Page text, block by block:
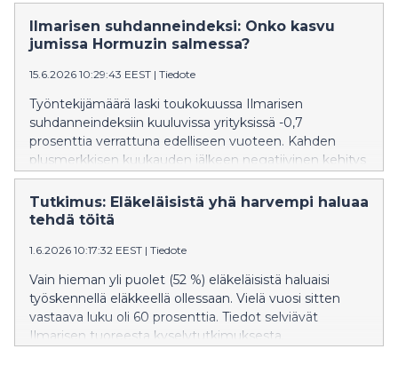
Ilmarisen suhdanneindeksi: Onko kasvu
jumissa Hormuzin salmessa?
15.6.2026 10:29:43 EEST | Tiedote
Työntekijämäärä laski toukokuussa Ilmarisen
suhdanneindeksiin kuuluvissa yrityksissä -0,7
prosenttia verrattuna edelliseen vuoteen. Kahden
plusmerkkisen kuukauden jälkeen negatiivinen kehitys
voi yllättää, mutta talouden käänne on usein aluksi
epätasainen.
Tutkimus: Eläkeläisistä yhä harvempi haluaa
tehdä töitä
1.6.2026 10:17:32 EEST | Tiedote
Vain hieman yli puolet (52 %) eläkeläisistä haluaisi
työskennellä eläkkeellä ollessaan. Vielä vuosi sitten
vastaava luku oli 60 prosenttia. Tiedot selviävät
Ilmarisen tuoreesta kyselytutkimuksesta.